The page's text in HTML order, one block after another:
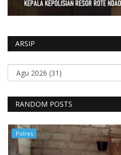
ARSIP
RANDOM POSTS
Polres